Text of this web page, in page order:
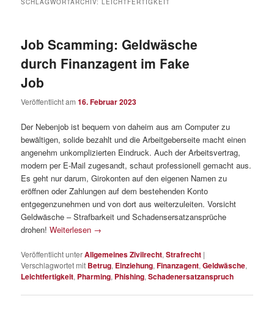
SCHLAGWORTARCHIV:LEICHTFERTIGKEIT
Job Scamming: Geldwäsche
durch Finanzagent im Fake
Job
Veröffentlicht am16. Februar 2023
Der Nebenjob ist bequem von daheim aus am Computer zu
bewältigen, solide bezahlt und die Arbeitgeberseite macht einen
angenehm unkomplizierten Eindruck. Auch der Arbeitsvertrag,
modern per E-Mail zugesandt, schaut professionell gemacht aus.
Es geht nur darum, Girokonten auf den eigenen Namen zu
eröffnen oder Zahlungen auf dem bestehenden Konto
entgegenzunehmen und von dort aus weiterzuleiten. Vorsicht
Geldwäsche – Strafbarkeit und Schadensersatzansprüche
drohen!Weiterlesen →
Veröffentlicht unterAllgemeines Zivilrecht,Strafrecht |
Verschlagwortet mit Betrug, Einziehung,Finanzagent,Geldwäsche,
Leichtfertigkeit, Pharming, Phishing,Schadenersatzanspruch